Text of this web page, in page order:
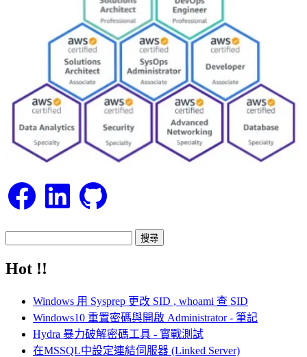
FacebookLinkedIn GitHub
關
Hot !!
Windows 用 Sysprep 更改 SID , whoami 查 SID
Windows10 重置密碼與開啟 Administrator - 筆記
Hydra 暴力破解密碼工具 - 實戰測試
在MSSQL中設定連結伺服器 (Linked Server)